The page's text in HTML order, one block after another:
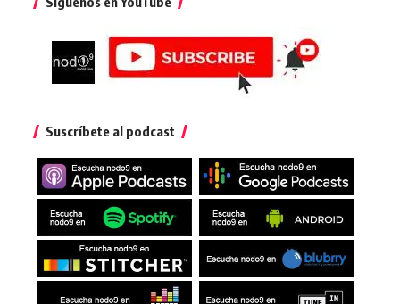
Suscríbete al podcast